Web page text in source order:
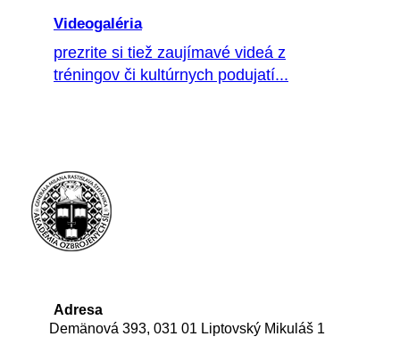
Videogaléria
prezrite si tiež zaujímavé videá z
tréningov či kultúrnych podujatí...
Adresa
Demänová 393, 031 01 Liptovský Mikuláš 1